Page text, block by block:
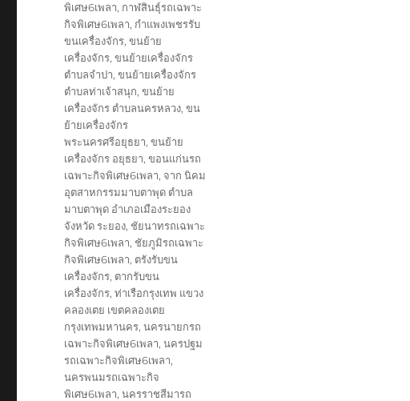
พิเศษ6เพลา, กาฬสินธุ์รถเฉพาะ
กิจพิเศษ6เพลา, กำแพงเพชรรับ
ขนเครื่องจักร,ขนย้าย
เครื่องจักร,ขนย้ายเครื่องจักร
ตำบลจำปา,ขนย้ายเครื่องจักร
ตำบลท่าเจ้าสนุก,ขนย้าย
เครื่องจักร ตำบลนครหลวง,ขน
ย้ายเครื่องจักร
พระนครศรีอยุธยา,ขนย้าย
เครื่องจักร อยุธยา,ขอนแก่นรถ
เฉพาะกิจพิเศษ6เพลา, จาก นิคม
อุตสาหกรรมมาบตาพุด ตำบล
มาบตาพุด อำเภอเมืองระยอง
จังหวัด ระยอง, ชัยนาทรถเฉพาะ
กิจพิเศษ6เพลา, ชัยภูมิรถเฉพาะ
กิจพิเศษ6เพลา, ตรังรับขน
เครื่องจักร, ตากรับขน
เครื่องจักร,ท่าเรือกรุงเทพ แขวง
คลองเตย เขตคลองเตย
กรุงเทพมหานคร,นครนายกรถ
เฉพาะกิจพิเศษ6เพลา,นครปฐม
รถเฉพาะกิจพิเศษ6เพลา,
นครพนมรถเฉพาะกิจ
พิเศษ6เพลา,นครราชสีมารถ